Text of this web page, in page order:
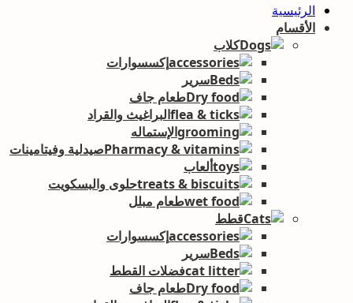
الرئيسية
الأقسام
كلاب
إكسسوارات
سرير
طعام جاف
البراغيث والقراد
الإستماله
صيدلية وفيتامينات
ألعاب
حلوى والبسكويت
طعام مبلل
قطط
إكسسوارات
سرير
فضلات القطط
طعام جاف